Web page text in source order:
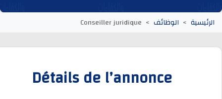
وظائف عمومية
وظائف المؤسسات و المقاولات العمومية
وظائف مصالح الدولة
الوظائف Conseiller juridique
Détails de l’annonce